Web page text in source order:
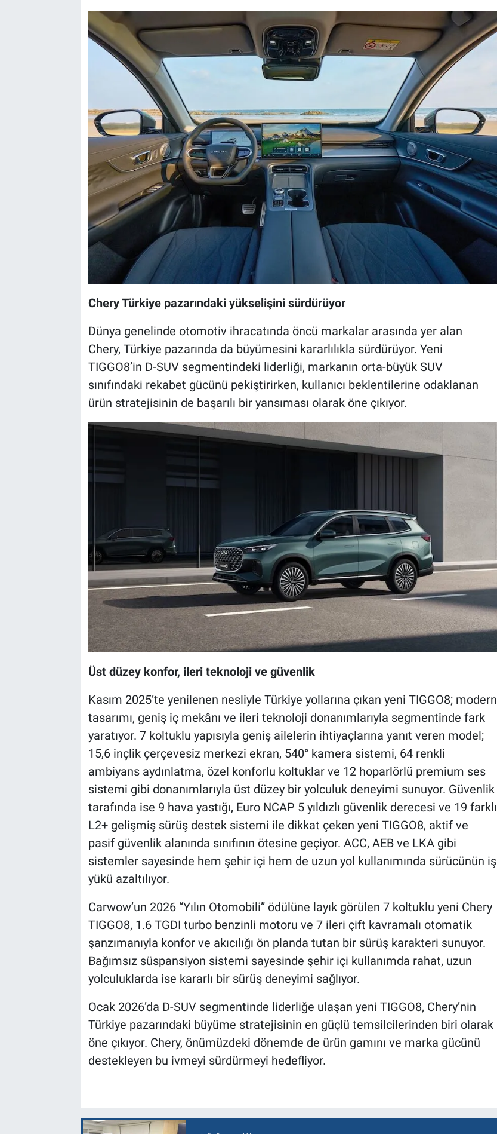
Chery Türkiye pazarındaki yükselişini sürdürüyor
Dünya genelinde otomotiv ihracatında öncü markalar arasında yer alan
Chery, Türkiye pazarında da büyümesini kararlılıkla sürdürüyor. Yeni
TIGGO8’in D-SUV segmentindeki liderliği, markanın orta-büyük SUV
sınıfındaki rekabet gücünü pekiştirirken, kullanıcı beklentilerine odaklanan
ürün stratejisinin de başarılı bir yansıması olarak öne çıkıyor.
Üst düzey konfor, ileri teknoloji ve güvenlik
Kasım 2025’te yenilenen nesliyle Türkiye yollarına çıkan yeni TIGGO8; modern
tasarımı, geniş iç mekânı ve ileri teknoloji donanımlarıyla segmentinde fark
yaratıyor. 7 koltuklu yapısıyla geniş ailelerin ihtiyaçlarına yanıt veren model;
15,6 inçlik çerçevesiz merkezi ekran, 540° kamera sistemi, 64 renkli
ambiyans aydınlatma, özel konforlu koltuklar ve 12 hoparlörlü premium ses
sistemi gibi donanımlarıyla üst düzey bir yolculuk deneyimi sunuyor. Güvenlik
tarafında ise 9 hava yastığı, Euro NCAP 5 yıldızlı güvenlik derecesi ve 19 farklı
L2+ gelişmiş sürüş destek sistemi ile dikkat çeken yeni TIGGO8, aktif ve
pasif güvenlik alanında sınıfının ötesine geçiyor. ACC, AEB ve LKA gibi
sistemler sayesinde hem şehir içi hem de uzun yol kullanımında sürücünün iş
yükü azaltılıyor.
Carwow’un 2026 “Yılın Otomobili” ödülüne layık görülen 7 koltuklu yeni Chery
TIGGO8, 1.6 TGDI turbo benzinli motoru ve 7 ileri çift kavramalı otomatik
şanzımanıyla konfor ve akıcılığı ön planda tutan bir sürüş karakteri sunuyor.
Bağımsız süspansiyon sistemi sayesinde şehir içi kullanımda rahat, uzun
yolculuklarda ise kararlı bir sürüş deneyimi sağlıyor.
Ocak 2026’da D-SUV segmentinde liderliğe ulaşan yeni TIGGO8, Chery’nin
Türkiye pazarındaki büyüme stratejisinin en güçlü temsilcilerinden biri olarak
öne çıkıyor. Chery, önümüzdeki dönemde de ürün gamını ve marka gücünü
destekleyen bu ivmeyi sürdürmeyi hedefliyor.